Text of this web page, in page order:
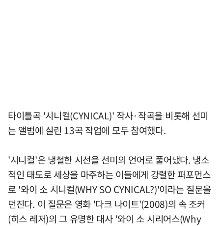
타이틀곡 '시니컬(CYNICAL)' 작사·작곡을 비롯해 선미
는 앨범에 실린 13곡 작업에 모두 참여했다.
'시니컬'은 냉철한 시선을 선미의 언어로 풀어냈다. 냉소
적인 태도로 세상을 마주하는 이들에게 강렬한 퍼포먼스
로 '와이 소 시니컬(WHY SO CYNICAL?)'이라는 질문을
던진다. 이 질문은 영화 '다크 나이트'(2008)의 속 조커
(히스 레저)의 그 유명한 대사 '와이 소 시리어스(Why